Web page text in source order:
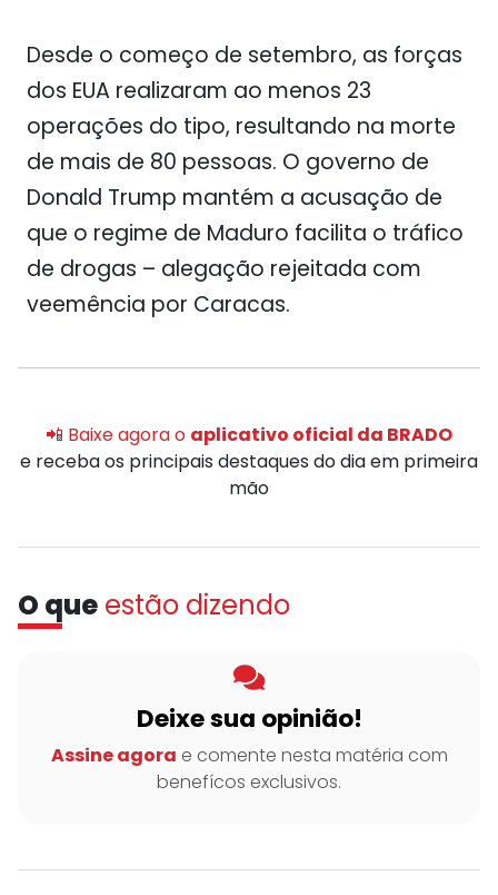
Desde o começo de setembro, as forças
dos EUA realizaram ao menos 23
operações do tipo, resultando na morte
de mais de 80 pessoas. O governo de
Donald Trump mantém a acusação de
que o regime de Maduro facilita o tráfico
de drogas – alegação rejeitada com
veemência por Caracas.
📲 Baixe agora o aplicativo oficial da BRADO
e receba os principais destaques do dia em primeira
mão
O que estão dizendo
Deixe sua opinião!
Assine agora e comente nesta matéria com
benefícos exclusivos.